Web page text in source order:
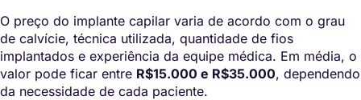
O preço do implante capilar varia de acordo com o grau
de calvície, técnica utilizada, quantidade de fios
implantados e experiência da equipe médica. Em média, o
valor pode ficar entre R$15.000 e R$35.000, dependendo
da necessidade de cada paciente.